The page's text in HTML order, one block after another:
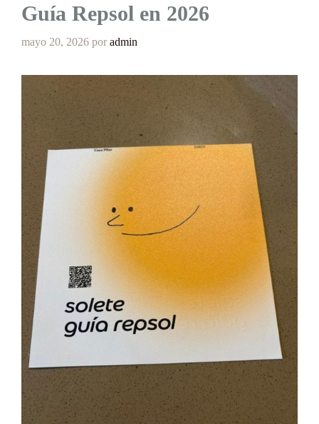
Guía Repsol en 2026
mayo 20, 2026 por admin